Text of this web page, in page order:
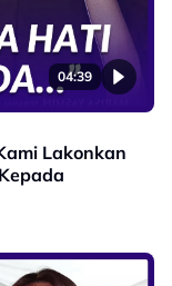
04:39
Lakonkan